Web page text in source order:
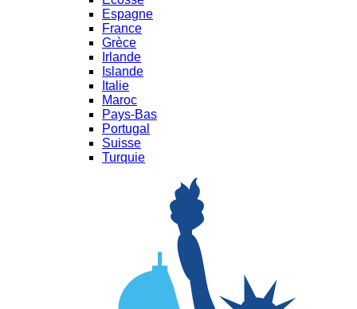
Espagne
France
Grèce
Irlande
Islande
Italie
Maroc
Pays-Bas
Portugal
Suisse
Turquie